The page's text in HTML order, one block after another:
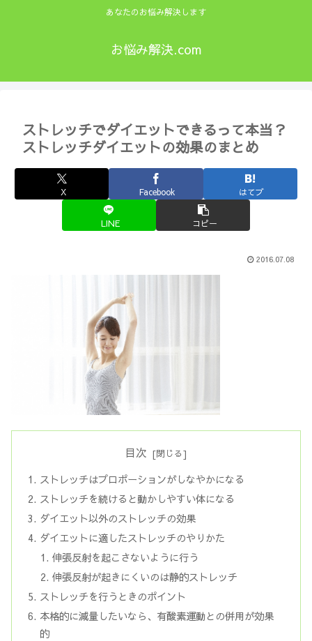
あなたのお悩み解決します
お悩み解決.com
ストレッチでダイエットできるって本当？
ストレッチダイエットの効果のまとめ
X Facebook はてブ
LINE コピー
2016.07.08
目次
ストレッチはプロポーションがしなやかになる
ストレッチを続けると動かしやすい体になる
ダイエット以外のストレッチの効果
ダイエットに適したストレッチのやりかた
伸張反射を起こさないように行う
伸張反射が起きにくいのは静的ストレッチ
ストレッチを行うときのポイント
本格的に減量したいなら、有酸素運動との併用が効果
的